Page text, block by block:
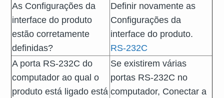
As Configurações da
interface do produto
estão corretamente
definidas?
Definir novamente as
Configurações da
interface do produto.
RS-232C
A porta RS-232C do
computador ao qual o
produto está ligado está
Se existirem várias
portas RS-232C no
computador, Conectar a